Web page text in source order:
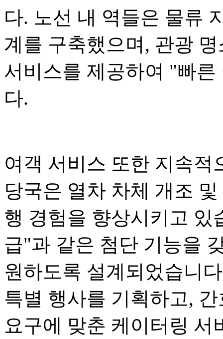
다. 노선 내 역들은 물류
계를 구축했으며, 관광
서비스를 제공하여 "빠
다.
여객 서비스 또한 지속적
당국은 열차 차체 개조
행 경험을 향상시키고 있
급"과 같은 첨단 기능을
원하도록 설계되었습니
특별 행사를 기획하고,
요구에 맞춘 케이터링 서